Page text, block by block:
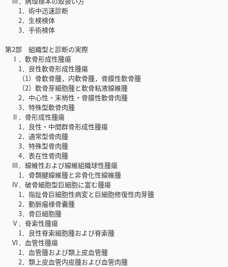
1．術中迅速診断
2．生検検体
3．手術検体
第2部 組織型と診断の実際
Ⅰ．軟骨形成性腫瘍
1．良性軟骨形成性腫瘍
（1）骨軟骨腫，内軟骨腫，骨膜性軟骨腫
（2）軟骨芽細胞腫と軟骨粘液線維腫
2．中心性・末梢性・骨膜性軟骨肉腫
3．特殊型軟骨肉腫
Ⅱ．骨形成性腫瘍
1．良性・中間群骨形成性腫瘍
2．通常型骨肉腫
3．特殊型骨肉腫
4．表在性骨肉腫
Ⅲ．線維性および線維組織球性腫瘍
1．骨類腱線維腫と非骨化性線維腫
Ⅳ．破骨細胞型巨細胞に富む腫瘍
1．指趾骨巨細胞性病変と巨細胞修復性肉芽腫
2．動脈瘤様骨囊腫
3．骨巨細胞腫
Ⅴ．脊索性腫瘍
1．良性脊索細胞腫および脊索腫
Ⅵ．血管性腫瘍
1．血管腫および類上皮血管腫
2．類上皮血管内皮腫および血管肉腫